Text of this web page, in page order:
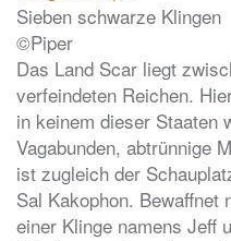
Sieben schwarze Klingen
©Piper
Das Land Scar liegt
verfeindeten Reichen.
in keinem dieser Staaten
Vagabunden, abtrünnige
ist zugleich der
Sal Kakophon.
einer Klinge namens Jeff